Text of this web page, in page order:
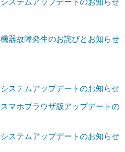
システムアップデートのお知らせ
機器故障発生のお詫びとお知らせ
システムアップデートのお知らせ
スマホブラウザ版アップデートの
システムアップデートのお知らせ